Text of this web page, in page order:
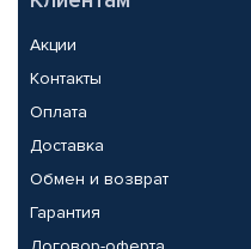
Акции
Контакты
Оплата
Доставка
Обмен и возврат
Гарантия